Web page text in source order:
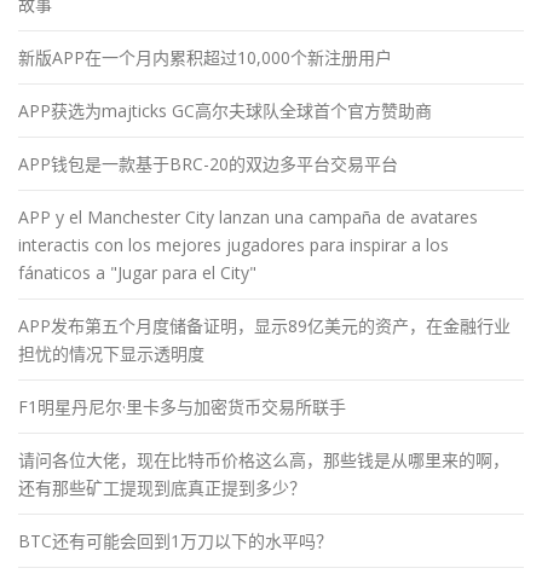
新版APP在一个月内累积超过10,000个新注册用户
APP获选为majticks GC高尔夫球队全球首个官方赞助商
APP钱包是一款基于BRC-20的双边多平台交易平台
APP y el Manchester City lanzan una campaña de avatares
interactis con los mejores jugadores para inspirar a los
fánaticos a "Jugar para el City"
APP发布第五个月度储备证明，显示89亿美元的资产，在金融行业
担忧的情况下显示透明度
F1明星丹尼尔·里卡多与加密货币交易所联手
请问各位大佬，现在比特币价格这么高，那些钱是从哪里来的啊，
还有那些矿工提现到底真正提到多少？
BTC还有可能会回到1万刀以下的水平吗？